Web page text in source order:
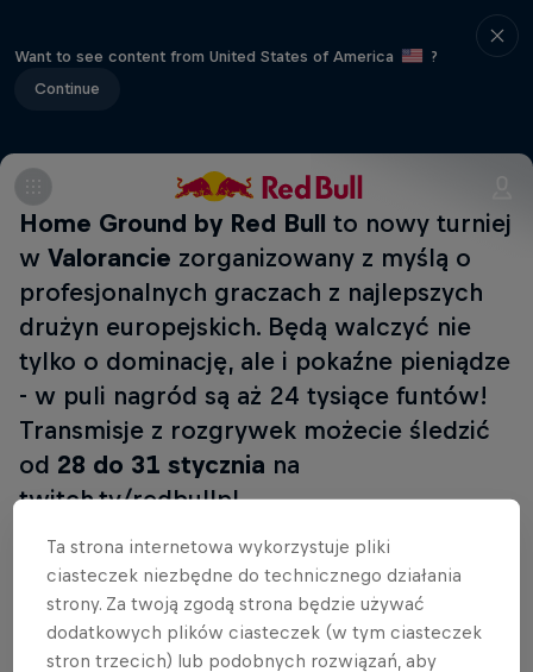
Want to see content from United States of America
?
Continue
Home Ground by Red Bull to nowy turniej
w Valorancie zorganizowany z myślą o
profesjonalnych graczach z najlepszych
drużyn europejskich. Będą walczyć nie
tylko o dominację, ale i pokaźne pieniądze
- w puli nagród są aż 24 tysiące funtów!
Transmisje z rozgrywek możecie śledzić
od 28 do 31 stycznia na
twitch.tv/redbullpl
W turnieju tym zasady gry uległy zmianie - co
wyjaśnione zostało w powyższym video. Nowe
reguły kładą nacisk przede wszystkim na dominację
mapy - ten aspekt potyczek będzie w Home
Ta strona internetowa wykorzystuje pliki
ciasteczek niezbędne do technicznego działania
strony. Za twoją zgodą strona będzie używać
dodatkowych plików ciasteczek (w tym ciasteczek
stron trzecich) lub podobnych rozwiązań, aby